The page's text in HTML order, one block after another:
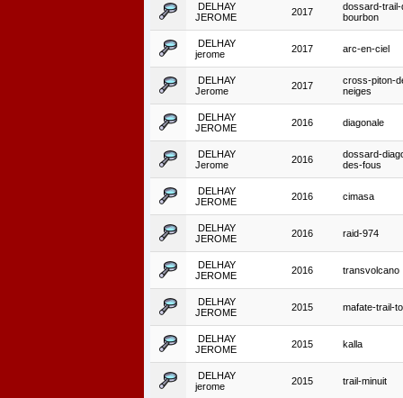
DELHAY
JEROME
2017
dossard-trail-
bourbon
DELHAY
jerome
2017 arc-en-ciel
DELHAY
Jerome
2017
cross-piton-
neiges
DELHAY
JEROME
2016 diagonale
DELHAY
Jerome
2016
dossard-
des-fous
DELHAY
JEROME
2016 cimasa
DELHAY
JEROME
2016 raid-974
DELHAY
JEROME
2016 transvolcano
DELHAY
JEROME
2015 mafate-trail-
DELHAY
JEROME
2015 kalla
DELHAY
jerome
2015 trail-minuit